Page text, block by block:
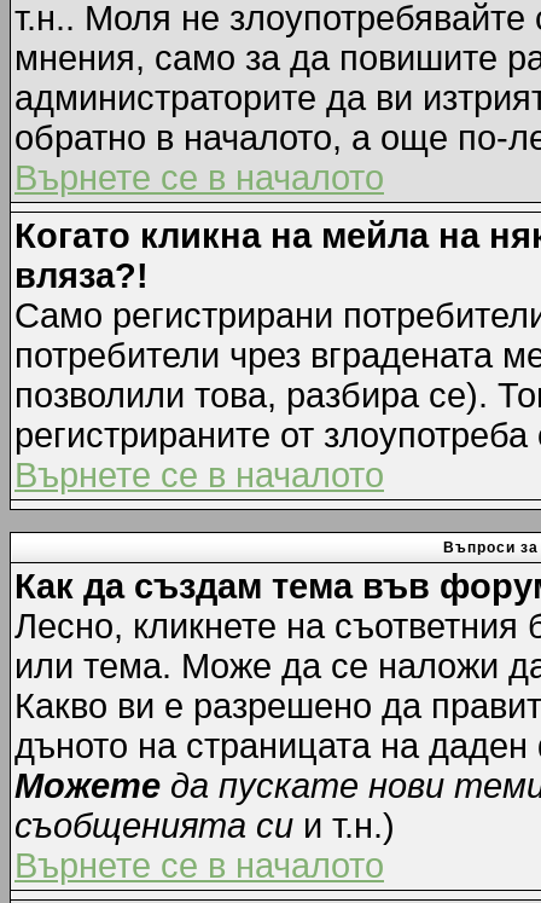
т.н.. Моля не
мнения, само за да повишите
администраторите да ви
обратно в началото, а още по-
Върнете се в началото
Когато кликна на мейла на
вляза?!
Само регистрирани
потребители чрез вградената
позволили това, разбира се).
регистрираните от
Върнете се в началото
Въпроси
Как да създам тема във
Лесно, кликнете на
или тема. Може да се наложи
Какво ви е разрешено да
дъното на страницата на
Можете да пускате нови
съобщенията си и т.н.)
Върнете се в началото